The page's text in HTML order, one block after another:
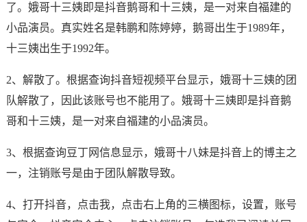
了。娥哥十三姨即是抖音鹅哥和十三姨，是一对来自福建的
小品演员。真实姓名是韩鹏和陈婷婷，鹅哥出生于1989年，
十三姨出生于1992年。
2、解散了。根据查询抖音短视频平台显示，娥哥十三姨的团
队解散了，因此该账号也不能用了。娥哥十三姨即是抖音鹅
哥和十三姨，是一对来自福建的小品演员。
3、根据查询豆丁网信息显示，娥哥十八妹是抖音上的博主之
一，注销账号是由于团队解散导致。
4、打开抖音，点击我，点击右上角的三横图标，设置，账号